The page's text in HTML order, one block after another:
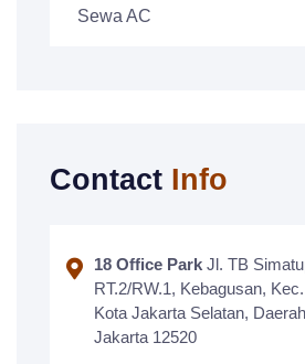
Sewa AC
Contact Info
18 Office Park Jl. TB
RT.2/RW.1, Kebagusan,
Kota Jakarta Selatan,
Jakarta 12520